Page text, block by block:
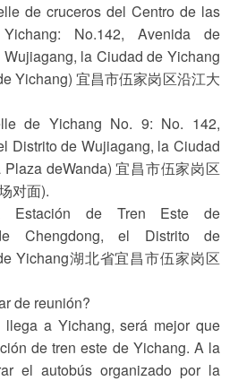
de cruceros del Centro de las
No.142, Avenida de
la Ciudad de Yichang
Yichang) 宜昌市伍家岗区沿江大
de Yichang No. 9: No. 142,
Distrito de Wujiagang, la Ciudad
deWanda) 宜昌市伍家岗区
对面).
de Tren Este de
Chengdong, el Distrito de
Yichang湖北省宜昌市伍家岗区
de reunión?
a Yichang, será mejor que
de tren este de Yichang. A la
el autobús organizado por la